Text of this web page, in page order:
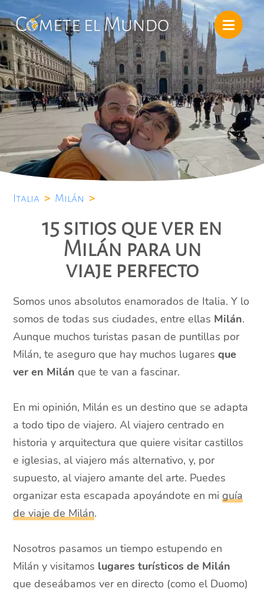
Italia > Milán >
15 sitios que ver en
Milán para un
viaje perfecto
Somos unos absolutos enamorados de Italia. Y lo
somos de todas sus ciudades, entre ellas Milán.
Aunque muchos turistas pasan de puntillas por
Milán, te aseguro que hay muchos lugaresque
ver en Milán que te van a fascinar.
En mi opinión, Milán es un destino que se adapta
a todo tipo de viajero. Al viajero centrado en
historia y arquitectura que quiere visitar castillos
e iglesias, al viajero más alternativo, y, por
supuesto, al viajero amante del arte. Puedes
organizar esta escapada apoyándote en miguía
de viaje de Milán.
Nosotros pasamos un tiempo estupendo en
Milán y visitamos lugares turísticos de Milán
que deseábamos ver en directo (como el Duomo)